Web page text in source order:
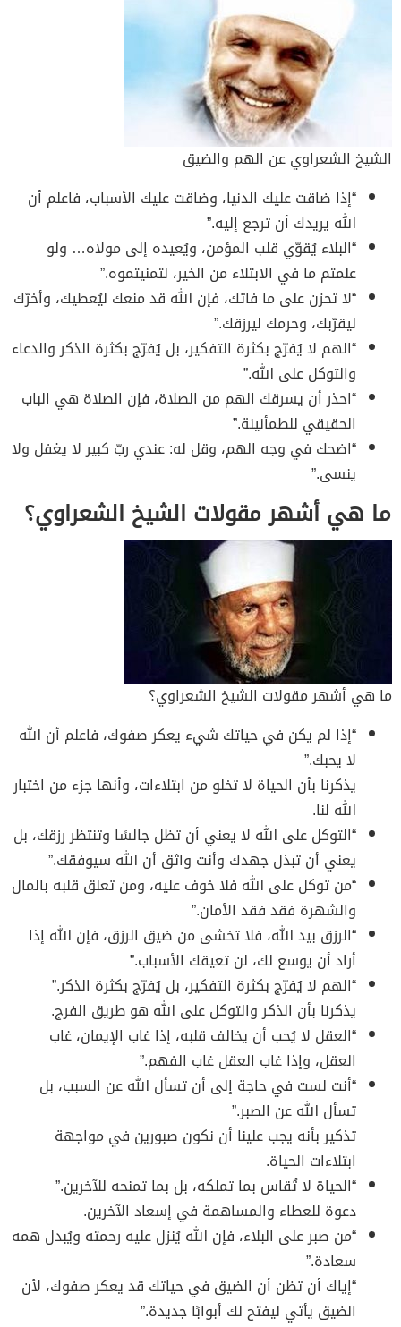
الشيخ الشعراوي عن الهم والضيق
“إذا ضاقت عليك الدنيا، وضاقت عليك الأسباب، فاعلم أن
الله يريدك أن ترجع إليه.”
“البلاء يُقوّي قلب المؤمن، ويُعيده إلى مولاه… ولو
علمتم ما في الابتلاء من الخير، لتمنيتموه.”
“لا تحزن على ما فاتك، فإن الله قد منعك ليُعطيك، وأخرّك
ليقرّبك، وحرمك ليرزقك.”
“الهم لا يُفرّج بكثرة التفكير، بل يُفرّج بكثرة الذكر والدعاء
والتوكل على الله.”
“احذر أن يسرقك الهم من الصلاة، فإن الصلاة هي الباب
الحقيقي للطمأنينة.”
“اضحك في وجه الهم، وقل له: عندي ربّ كبير لا يغفل ولا
ينسى.”
ما هي أشهر مقولات الشيخ الشعراوي؟
ما هي أشهر مقولات الشيخ الشعراوي؟
“إذا لم يكن في حياتك شيء يعكر صفوك، فاعلم أن الله
لا يحبك.”
يذكرنا بأن الحياة لا تخلو من ابتلاءات، وأنها جزء من اختبار
الله لنا.
“التوكل على الله لا يعني أن تظل جالسًا وتنتظر رزقك، بل
يعني أن تبذل جهدك وأنت واثق أن الله سيوفقك.”
“من توكل على الله فلا خوف عليه، ومن تعلق قلبه بالمال
والشهرة فقد فقد الأمان.”
“الرزق بيد الله، فلا تخشى من ضيق الرزق، فإن الله إذا
أراد أن يوسع لك، لن تعيقك الأسباب.”
“الهم لا يُفرّج بكثرة التفكير، بل يُفرّج بكثرة الذكر.”
يذكرنا بأن الذكر والتوكل على الله هو طريق الفرج.
“العقل لا يُحب أن يخالف قلبه، إذا غاب الإيمان، غاب
العقل، وإذا غاب العقل غاب الفهم.”
“أنت لست في حاجة إلى أن تسأل الله عن السبب، بل
تسأل الله عن الصبر.”
تذكير بأنه يجب علينا أن نكون صبورين في مواجهة
ابتلاءات الحياة.
“الحياة لا تُقاس بما تملكه، بل بما تمنحه للآخرين.”
دعوة للعطاء والمساهمة في إسعاد الآخرين.
“من صبر على البلاء، فإن الله يُنزل عليه رحمته ويُبدل همه
سعادة.”
“إياك أن تظن أن الضيق في حياتك قد يعكر صفوك، لأن
الضيق يأتي ليفتح لك أبوابًا جديدة.”